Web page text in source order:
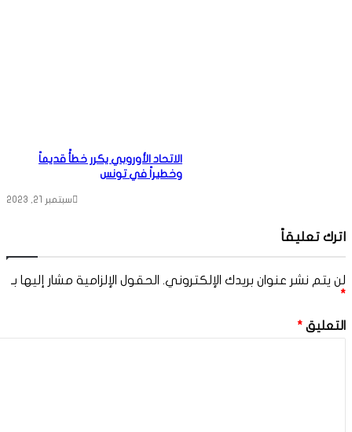
الاتحاد الأوروبي يكرر خطأً قديماً
وخطيراً في تونس
سبتمبر 21, 2023
اترك تعليقاً
لن يتم نشر عنوان بريدك الإلكتروني. الحقول الإلزامية مشار إليها بـ
التعليق*